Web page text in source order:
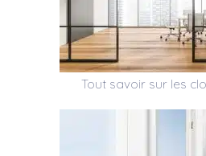
Tout savoir sur les